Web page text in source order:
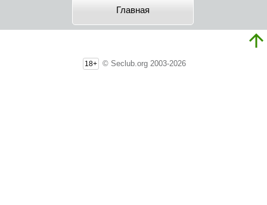
Главная
18+ © Seclub.org 2003-2026